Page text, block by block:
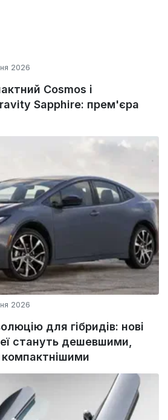
2026
Cosmos і
Sapphire: прем'єра
2026
для гібридів: нові
стануть дешевшими,